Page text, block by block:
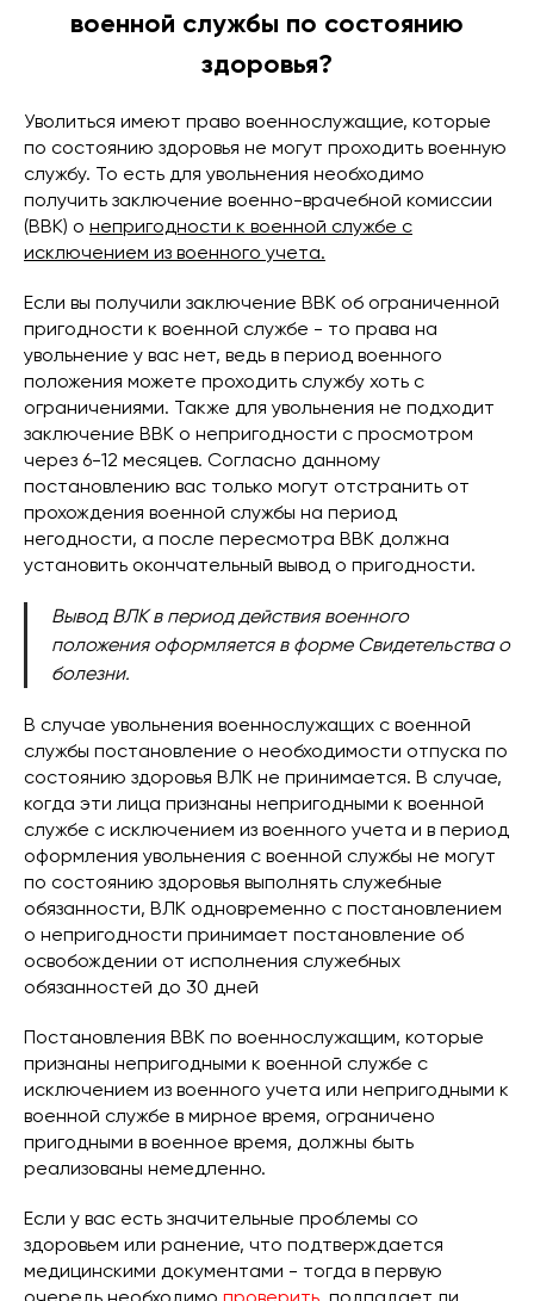
военной службы по состоянию
здоровья?
Уволиться имеют право военнослужащие, которые
по состоянию здоровья не могут проходить военную
службу. То есть для увольнения необходимо
получить заключение военно-врачебной комиссии
(ВВК) о непригодности к военной службе с
исключением из военного учета.
Если вы получили заключение ВВК об ограниченной
пригодности к военной службе - то права на
увольнение у вас нет, ведь в период военного
положения можете проходить службу хоть с
ограничениями. Также для увольнения не подходит
заключение ВВК о непригодности с просмотром
через 6-12 месяцев. Согласно данному
постановлению вас только могут отстранить от
прохождения военной службы на период
негодности, а после пересмотра ВВК должна
установить окончательный вывод о пригодности.
Вывод ВЛК в период действия военного
положения оформляется в форме Свидетельства о
болезни.
В случае увольнения военнослужащих с военной
службы постановление о необходимости отпуска по
состоянию здоровья ВЛК не принимается. В случае,
когда эти лица признаны непригодными к военной
службе с исключением из военного учета и в период
оформления увольнения с военной службы не могут
по состоянию здоровья выполнять служебные
обязанности, ВЛК одновременно с постановлением
о непригодности принимает постановление об
освобождении от исполнения служебных
обязанностей до 30 дней
Постановления ВВК по военнослужащим, которые
признаны непригодными к военной службе с
исключением из военного учета или непригодными к
военной службе в мирное время, ограничено
пригодными в военное время, должны быть
реализованы немедленно.
Если у вас есть значительные проблемы со
здоровьем или ранение, что подтверждается
медицинскими документами - тогда в первую
очередь необходимо проверить , подпадает ли